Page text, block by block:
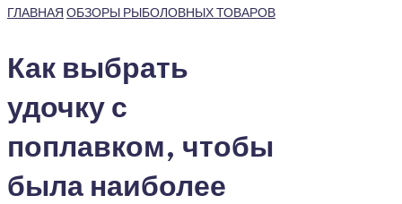
Опубликовано
ГЛАВНАЯ ОБЗОРЫ РЫБОЛОВНЫХ ТОВАРОВ
Как выбрать
удочку с
поплавком, чтобы
была наиболее